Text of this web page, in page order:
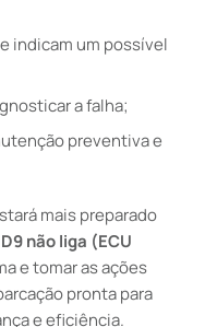
indicam um possível
a falha;
preventiva e
mais preparado
não liga (ECU
e tomar as ações
pronta para
e eficiência.